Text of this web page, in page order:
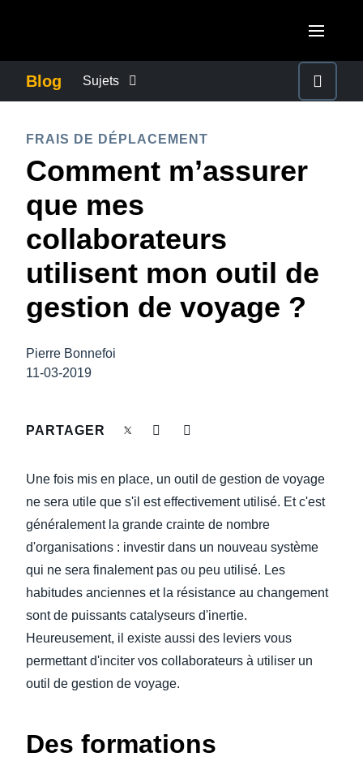
Canada (Français)
Brasil (Português)
United Kingdom (English)
Deutschland (Deutsch)
Belgium (English)
Norway (English)
ASIA PACIFIC
India (English)
日本（日本語)
Singapore (English)
Blog Sujets
CONTINUITÉ DES AFFAIRES
CONTRÔLE DES COÛTS DE L’ENTREPRISE
CROISSANCE ET OPTIMISATION
DÉVELOPPEMENT DURABLE
DEVOIR DE PROTECTION
L’EXPÉRIENCE EMPLOYÉ
FRAIS DE DÉPLACEMENT
Comment m’assurer
que mes
collaborateurs
utilisent mon outil de
gestion de voyage ?
Pierre Bonnefoi
11-03-2019
PARTAGER
Une fois mis en place, un outil de gestion de voyage
ne sera utile que s'il est effectivement utilisé. Et c'est
généralement la grande crainte de nombre
d'organisations : investir dans un nouveau système
qui ne sera finalement pas ou peu utilisé. Les
habitudes anciennes et la résistance au changement
sont de puissants catalyseurs d'inertie.
Heureusement, il existe aussi des leviers vous
permettant d'inciter vos collaborateurs à utiliser un
outil de gestion de voyage.
Des formations